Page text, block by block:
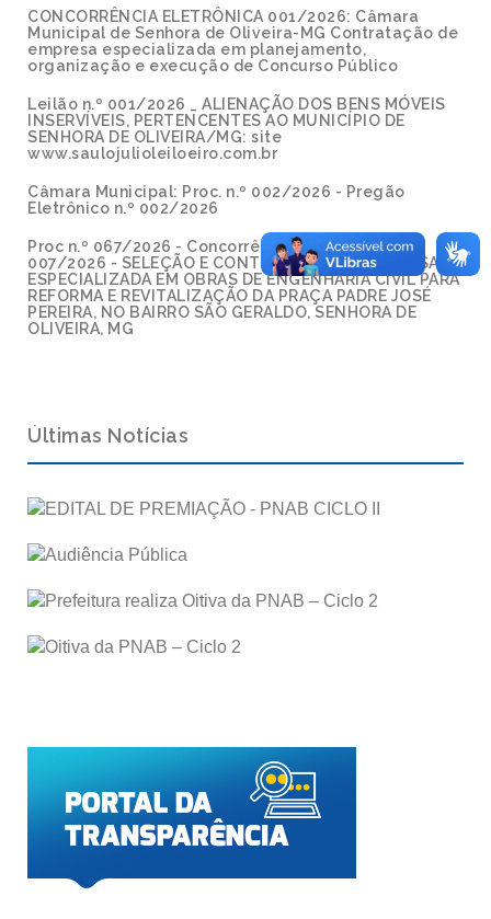
CONCORRÊNCIA ELETRÔNICA 001/2026: Câmara
Municipal de Senhora de Oliveira-MG Contratação de
empresa especializada em planejamento,
organização e execução de Concurso Público
Leilão n.º 001/2026 _ ALIENAÇÃO DOS BENS MÓVEIS
INSERVÍVEIS, PERTENCENTES AO MUNICÍPIO DE
SENHORA DE OLIVEIRA/MG: site
www.saulojulioleiloeiro.com.br
Câmara Municipal: Proc. n.º 002/2026 - Pregão
Eletrônico n.º 002/2026
Proc n.º 067/2026 - Concorrência Eletrônica n.º
007/2026 - SELEÇÃO E CONTRATAÇÃO DE EMPRESA
ESPECIALIZADA EM OBRAS DE ENGENHARIA CIVIL PARA
REFORMA E REVITALIZAÇÃO DA PRAÇA PADRE JOSÉ
PEREIRA, NO BAIRRO SÃO GERALDO, SENHORA DE
OLIVEIRA, MG
Últimas Notícias